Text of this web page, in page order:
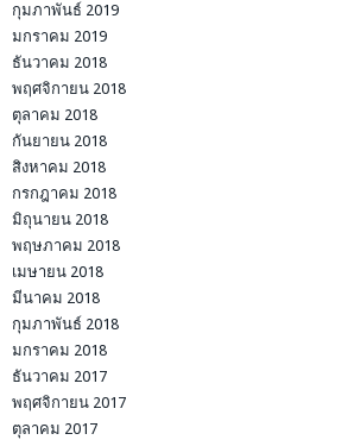
กุมภาพันธ์ 2019
มกราคม 2019
ธันวาคม 2018
พฤศจิกายน 2018
ตุลาคม 2018
กันยายน 2018
สิงหาคม 2018
กรกฎาคม 2018
มิถุนายน 2018
พฤษภาคม 2018
เมษายน 2018
มีนาคม 2018
กุมภาพันธ์ 2018
มกราคม 2018
ธันวาคม 2017
พฤศจิกายน 2017
ตุลาคม 2017